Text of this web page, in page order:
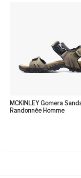
MCKINLEY Gomera
Randonnée Homme